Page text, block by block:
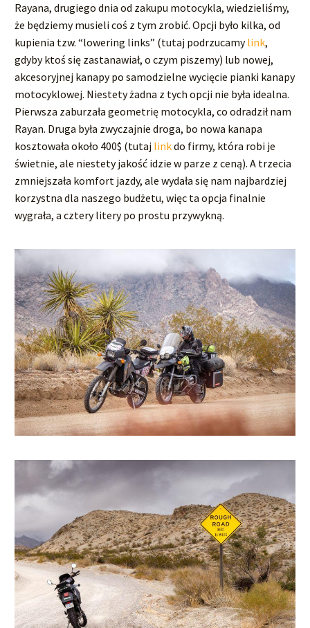
Rayana, drugiego dnia od zakupu motocykla, wiedzieliśmy,
że będziemy musieli coś z tym zrobić. Opcji było kilka, od
kupienia tzw. “lowering links” (tutaj podrzucamylink,
gdyby ktoś się zastanawiał, o czym piszemy) lub nowej,
akcesoryjnej kanapy po samodzielne wycięcie pianki kanapy
motocyklowej. Niestety żadna z tych opcji nie była idealna.
Pierwsza zaburzała geometrię motocykla, co odradził nam
Rayan. Druga była zwyczajnie droga, bo nowa kanapa
kosztowała około 400$ (tutaj linkdo firmy, która robi je
świetnie, ale niestety jakość idzie w parze z ceną). A trzecia
zmniejszała komfort jazdy, ale wydała się nam najbardziej
korzystna dla naszego budżetu, więc ta opcja finalnie
wygrała, a cztery litery po prostu przywykną.